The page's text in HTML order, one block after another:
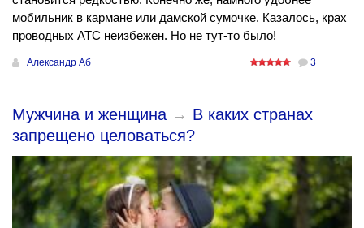
мобильник в кармане или дамской сумочке. Казалось, крах
проводных АТС неизбежен. Но не тут-то было!
Александр Аб 3
Мужчина и женщина → В каких странах
запрещено целоваться?